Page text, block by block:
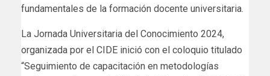
fundamentales de la formación docente universitaria.
La Jornada Universitaria del Conocimiento 2024,
organizada por el CIDE inició con el coloquio titulado
“Seguimiento de capacitación en metodologías